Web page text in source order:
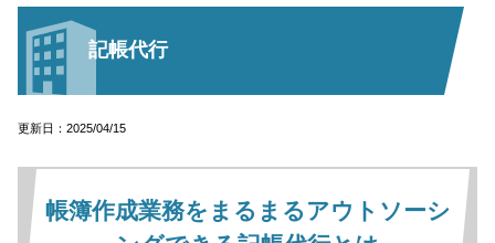
記帳代行
更新日：2025/04/15
帳簿作成業務をまるまるアウトソーシ